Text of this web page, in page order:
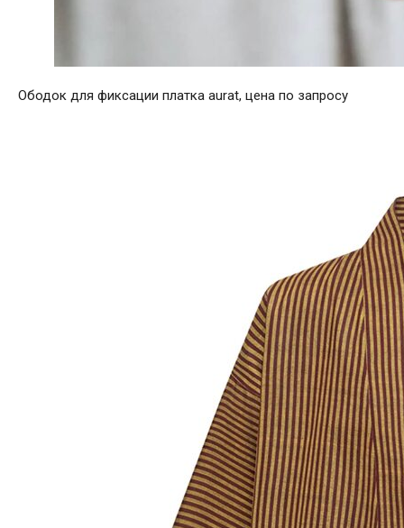
Ободок для фиксации платка aurat, цена по запросу